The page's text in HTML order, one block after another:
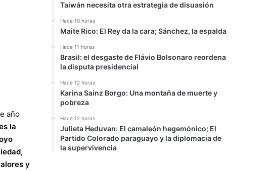
año
la
y
Taiwán necesita otra estrategia de disuasión
Hace 10 horas
Maite Rico: El Rey da la cara; Sánchez, la espalda
Hace 11 horas
Brasil: el desgaste de Flávio Bolsonaro reordena
la disputa presidencial
Hace 12 horas
Karina Sainz Borgo: Una montaña de muerte y
pobreza
Hace 12 horas
Julieta Heduvan: El camaleón hegemónico; El
Partido Colorado paraguayo y la diplomacia de
la supervivencia